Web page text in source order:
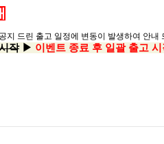
지 드린 출고 일정에 변동이 발생하여 안내
작▶ 이벤트 종료 후 일괄 출고